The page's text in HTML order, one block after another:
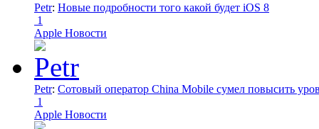
Petr: Новые подробности того какой будет iOS 8
1
Apple Новости
Petr: Сотовый оператор China Mobile сумел повысить
1
Apple Новости